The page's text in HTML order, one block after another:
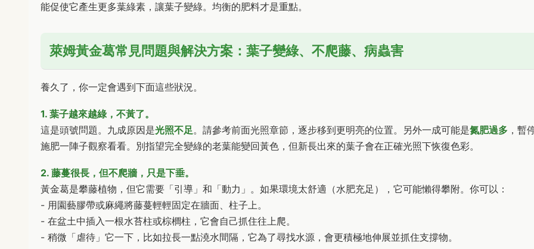
能促使它產生更多葉綠素，讓葉子變綠。均衡的肥料才是重點。
萊姆黃金葛常見問題與解決方案：葉子變綠、不爬藤、病蟲害
養久了，你一定會遇到下面這些狀況。
1. 葉子越來越綠，不黃了。
這是頭號問題。九成原因是光照不足。請參考前面光照章節，逐步移到更明亮的位置。另外一成可能是氮肥過多 ，暫
施肥一陣子觀察看看。別指望完全變綠的老葉能變回黃色，但新長出來的葉子會在正確光照下恢復色彩。
2. 藤蔓很長，但不爬牆，只是下垂。
黃金葛是攀藤植物，但它需要「引導」和「動力」。如果環境太舒適（水肥充足），它可能懶得攀附。你可以：
- 用園藝膠帶或麻繩將藤蔓輕輕固定在牆面、柱子上。
- 在盆土中插入一根水苔柱或棕櫚柱，它會自己抓住往上爬。
- 稍微「虐待」它一下，比如拉長一點澆水間隔，它為了尋找水源，會更積極地伸展並抓住支撐物。